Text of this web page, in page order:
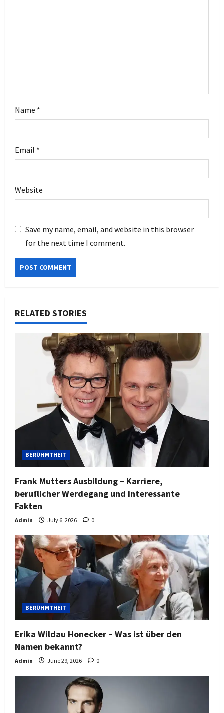
Name *
Email *
Website
Save my name, email, and website in this browser
for the next time I comment.
RELATED STORIES
BERÜHMTHEIT
Frank Mutters Ausbildung – Karriere,
beruflicher Werdegang und interessante
Fakten
Admin July 6, 2026 0
BERÜHMTHEIT
Erika Wildau Honecker – Was ist über den
Namen bekannt?
Admin June 29, 2026 0